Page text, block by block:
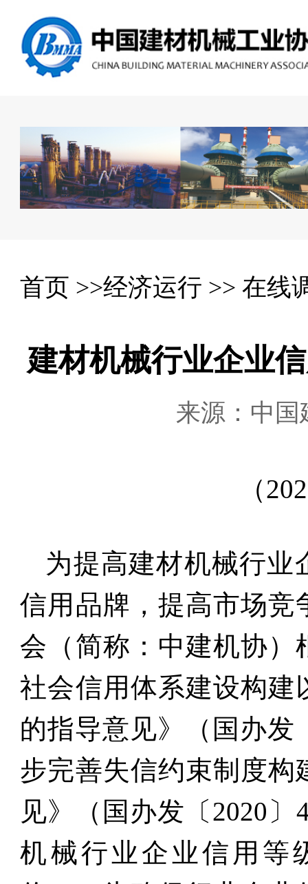
首页 >>经济运行 >>在线
建材机械行业企业
来源：中
（
为提高建材机械行业
信用品牌，提高市场竞
会（简称：中建机协）
社会信用体系建设构建
的指导意见》（国办发
步完善失信约束制度构
见》（国办发〔 2020 〕
机械行业企业信用等